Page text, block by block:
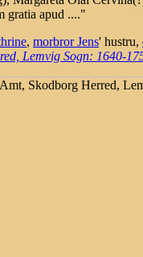
gratia apud ...."
, morbror Jens' hustru,
Lemvig Sogn: 1640-